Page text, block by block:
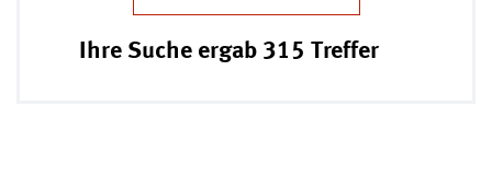
Ihre Suche ergab 315 Treffer